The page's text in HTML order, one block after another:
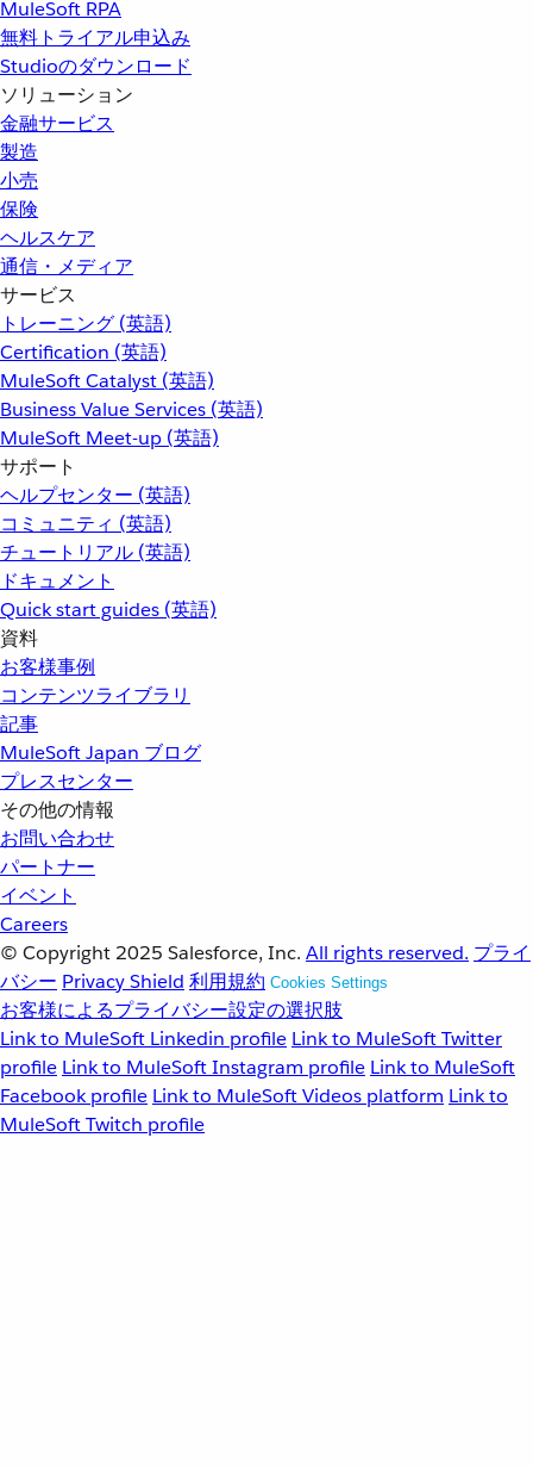
MuleSoft RPA
無料トライアル申込み
Studioのダウンロード
ソリューション
金融サービス
製造
小売
保険
ヘルスケア
通信・メディア
サービス
トレーニング (英語)
Certification (英語)
MuleSoft Catalyst (英語)
Business Value Services (英語)
MuleSoft Meet-up (英語)
サポート
ヘルプセンター (英語)
コミュニティ (英語)
チュートリアル (英語)
ドキュメント
Quick start guides (英語)
資料
お客様事例
コンテンツライブラリ
記事
MuleSoft Japan ブログ
プレスセンター
その他の情報
お問い合わせ
パートナー
イベント
Careers
© Copyright 2025 Salesforce, Inc. All rights reserved. プライ
バシー Privacy Shield 利用規約 Cookies Settings
お客様によるプライバシー設定の選択肢
Link to MuleSoft Linkedin profile Link to MuleSoft Twitter
profile Link to MuleSoft Instagram profile Link to MuleSoft
Facebook profile Link to MuleSoft Videos platform Link to
MuleSoft Twitch profile